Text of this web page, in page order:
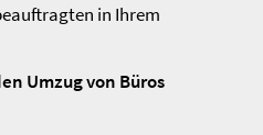
in Ihrem
Umzug von Büros